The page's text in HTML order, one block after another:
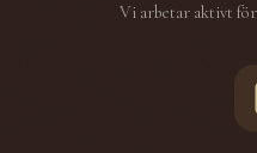
Vi arbetar aktivt